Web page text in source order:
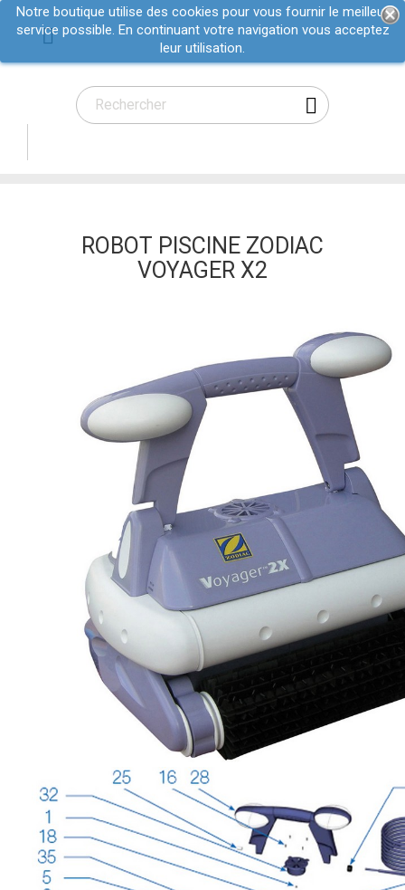


Notre boutique utilise des cookies pour vous fournir le meilleur
service possible. En continuant votre navigation vous acceptez
leur utilisation.
ROBOT PISCINE ZODIAC
VOYAGER X2